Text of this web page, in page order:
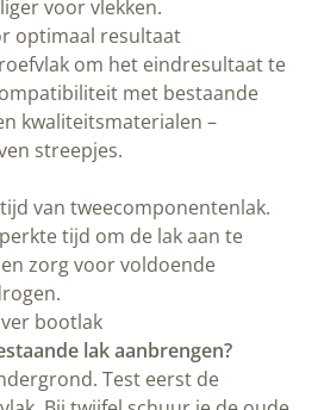
van temperatuur en
de instructies van de fabrikant voor
melkachtig wit?
vocht tijdens het drogen. Voorkom
te lakken en goede ventilatie te
in zowel zout als zoet water. Voor
goedkopere alternatieven